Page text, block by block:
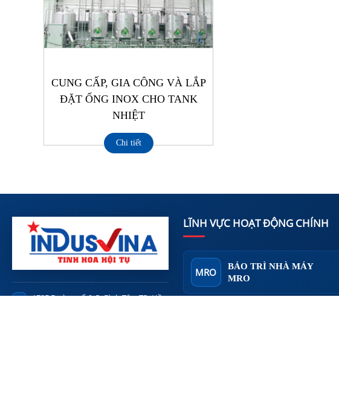
CUNG CẤP, GIA CÔNG VÀ LẮP
ĐẶT ỐNG INOX CHO TANK
NHIỆT
Chi tiết
178E Đường số 6, P. Bình Tân, TP. Hồ
LĨNH VỰC HOẠT ĐỘNG CHÍNH
MRO
BẢO TRÌ NHÀ MÁY
MRO